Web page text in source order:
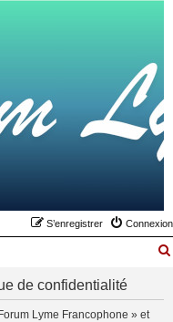
Connexion
S’enregistrer
de confidentialité
Lyme Francophone » et